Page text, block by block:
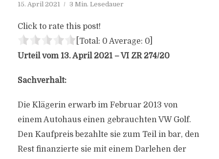
15. April 2021 3 Min. Lesedauer
Click to rate this post!
[Total: 0 Average: 0]
Urteil vom 13. April 2021 – VI ZR 274/20
Sachverhalt:
Die Klägerin erwarb im Februar 2013 von
einem Autohaus einen gebrauchten VW Golf.
Den Kaufpreis bezahlte sie zum Teil in bar, den
Rest finanzierte sie mit einem Darlehen der